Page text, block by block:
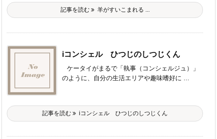
記事を読む 羊がすいこまれる ...
iコンシェル ひつじのしつじくん
ケータイがまるで「執事（コンシェルジュ）」
のように、自分の生活エリアや趣味嗜好に ...
記事を読む iコンシェル ひつじのしつじくん